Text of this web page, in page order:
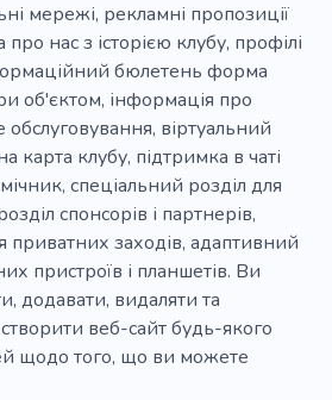
Кайтсерфінг
Яхтинг
Кінний клуб для дітей
їзда
Прогулянка
з парашутом
Яхт-клуб
мережі, рекламні пропозиції
нас з історією клубу, профілі
бюлетень форма
об'єктом, інформація про
обслуговування, віртуальний
карта клубу, підтримка в чаті
спеціальний розділ для
спонсорів і партнерів,
заходів, адаптивний
пристроїв і планшетів. Ви
додавати, видаляти та
веб-сайт будь-якого
щодо того, що ви можете